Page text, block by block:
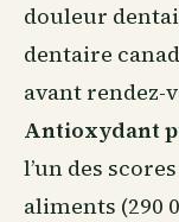
douleur
dentaire
avant rendez-
Antioxydant
l’un des
aliments (290